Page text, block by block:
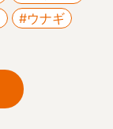
#ウナギ